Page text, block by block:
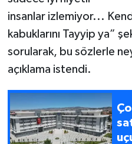
insanlar izlemiyor...
kabuklarını Tayyip ya”
sorularak, bu sözlerle
açıklama istendi.